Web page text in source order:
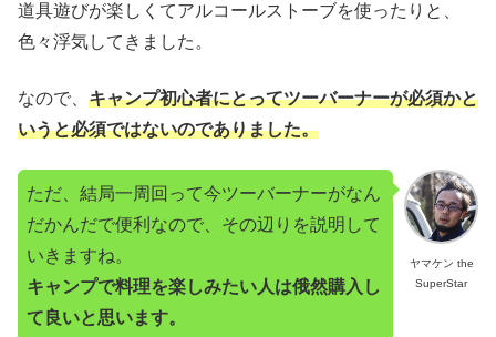
道具遊びが楽しくてアルコールストーブを使ったりと、
色々浮気してきました。
なので、 キャンプ初心者にとってツーバーナーが必須かと
いうと必須ではないのでありました。
ヤマケン the
SuperStar
ただ、結局一周回って今ツーバーナーがなん
だかんだで便利なので、その辺りを説明して
いきますね。
キャンプで料理を楽しみたい人は俄然購入し
て良いと思います。